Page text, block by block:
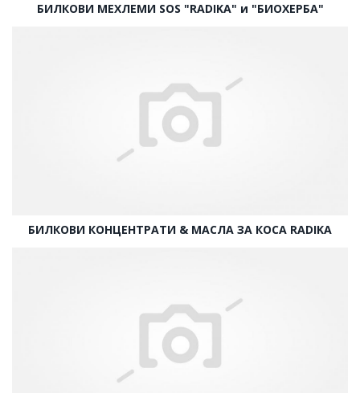
БИЛКОВИ МЕХЛЕМИ SOS "RADIKA" и "БИОХЕРБА"
БИЛКОВИ КОНЦЕНТРАТИ & МАСЛА ЗА КОСА RADIKA